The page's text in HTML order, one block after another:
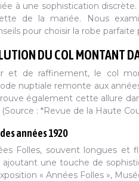
à une sophistication
de la mariée. Nous
pour choisir la robe
DU COL MONTANT
et de raffinement, le col
nuptiale remonte aux
également cette allure
: *Revue de la Haute
années 1920
Folles, souvent longues et
une touche de
« Années Folles »,